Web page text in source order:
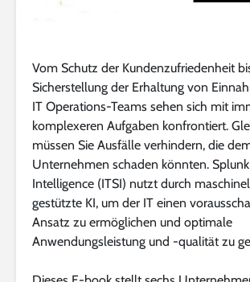
Vom Schutz der Kundenzufriedenheit
Sicherstellung der Erhaltung von
IT Operations-Teams sehen sich mit
komplexeren Aufgaben konfrontiert.
müssen Sie Ausfälle verhindern, die
Unternehmen schaden könnten.
Intelligence (ITSI) nutzt durch
gestützte KI, um der IT einen
Ansatz zu ermöglichen und optimale
Anwendungsleistung und -qualität zu